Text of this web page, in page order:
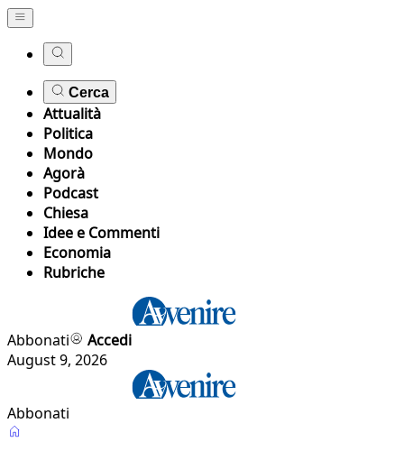
Cerca
Attualità
Politica
Mondo
Agorà
Podcast
Chiesa
Idee e Commenti
Economia
Rubriche
Abbonati
Accedi
August 9, 2026
Abbonati